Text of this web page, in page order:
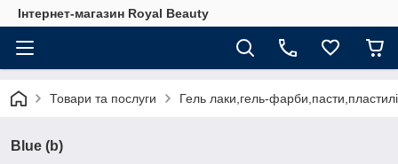
Інтернет-магазин Royal Beauty
Товари та послуги Гель лаки,гель-
Blue (b)